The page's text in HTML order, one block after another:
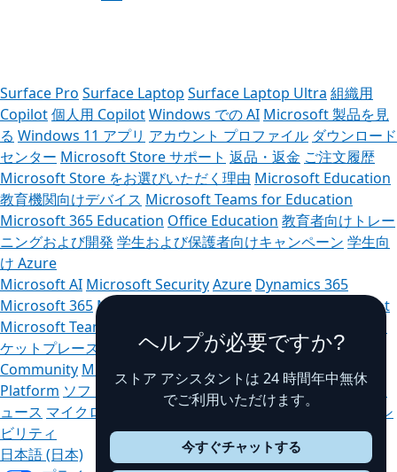
Surface Pro Surface Laptop Surface Laptop Ultra 組織用
Copilot個人用 CopilotWindows での AI Microsoft 製品を見
る Windows 11 アプリ アカウント プロファイル ダウンロード
センター Microsoft Store サポート 返品・返金 ご注文履歴
Microsoft Store をお選びいただく理由 Microsoft Education
教育機関向けデバイス Microsoft Teams for Education
Microsoft 365 Education Office Education 教育者向けトレー
ニングおよび開発 学生および保護者向けキャンペーン 学生向
け Azure
Microsoft AI Microsoft SecurityAzure Dynamics 365
Microsoft 365Microsoft Advertising
Microsoft 365 Copilot
Microsoft Teams
Microsoft 開発者
ケットプレース アプリのサポート Microsoft Tech
Community Microsoft Marketplace
Microsoft Power
Platform ソフトウェア会社 Visual Studio 採用情報 会社のニ
ュース マイクロソフトにおけるプライバシー 投資家
アクセシ
ビリティ
日本語 (日本)
ヘルプが必要ですか?
ストア アシスタントは 24 時間年中無休
でご利用いただけます。
今すぐチャットする